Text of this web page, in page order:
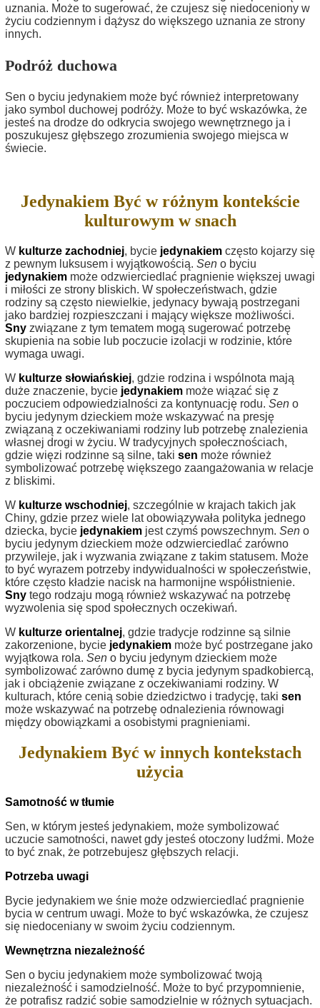
uznania. Może to sugerować, że czujesz się niedoceniony w
życiu codziennym i dążysz do większego uznania ze strony
innych.
Podróż duchowa
Sen o byciu jedynakiem może być również interpretowany
jako symbol duchowej podróży. Może to być wskazówka, że
jesteś na drodze do odkrycia swojego wewnętrznego ja i
poszukujesz głębszego zrozumienia swojego miejsca w
świecie.
Jedynakiem Być w różnym kontekście
kulturowym w snach
W kulturze zachodniej, bycie jedynakiem często kojarzy się
z pewnym luksusem i wyjątkowością. Sen o byciu
jedynakiem może odzwierciedlać pragnienie większej uwagi
i miłości ze strony bliskich. W społeczeństwach, gdzie
rodziny są często niewielkie, jedynacy bywają postrzegani
jako bardziej rozpieszczani i mający większe możliwości.
Sny związane z tym tematem mogą sugerować potrzebę
skupienia na sobie lub poczucie izolacji w rodzinie, które
wymaga uwagi.
W kulturze słowiańskiej, gdzie rodzina i wspólnota mają
duże znaczenie, bycie jedynakiem może wiązać się z
poczuciem odpowiedzialności za kontynuację rodu. Sen o
byciu jedynym dzieckiem może wskazywać na presję
związaną z oczekiwaniami rodziny lub potrzebę znalezienia
własnej drogi w życiu. W tradycyjnych społecznościach,
gdzie więzi rodzinne są silne, taki sen może również
symbolizować potrzebę większego zaangażowania w relacje
z bliskimi.
W kulturze wschodniej, szczególnie w krajach takich jak
Chiny, gdzie przez wiele lat obowiązywała polityka jednego
dziecka, bycie jedynakiem jest czymś powszechnym. Sen o
byciu jedynym dzieckiem może odzwierciedlać zarówno
przywileje, jak i wyzwania związane z takim statusem. Może
to być wyrazem potrzeby indywidualności w społeczeństwie,
które często kładzie nacisk na harmonijne współistnienie.
Sny tego rodzaju mogą również wskazywać na potrzebę
wyzwolenia się spod społecznych oczekiwań.
W kulturze orientalnej, gdzie tradycje rodzinne są silnie
zakorzenione, bycie jedynakiem może być postrzegane jako
wyjątkowa rola. Sen o byciu jedynym dzieckiem może
symbolizować zarówno dumę z bycia jedynym spadkobiercą,
jak i obciążenie związane z oczekiwaniami rodziny. W
kulturach, które cenią sobie dziedzictwo i tradycję, taki sen
może wskazywać na potrzebę odnalezienia równowagi
między obowiązkami a osobistymi pragnieniami.
Jedynakiem Być w innych kontekstach
użycia
Samotność w tłumie
Sen, w którym jesteś jedynakiem, może symbolizować
uczucie samotności, nawet gdy jesteś otoczony ludźmi. Może
to być znak, że potrzebujesz głębszych relacji.
Potrzeba uwagi
Bycie jedynakiem we śnie może odzwierciedlać pragnienie
bycia w centrum uwagi. Może to być wskazówka, że czujesz
się niedoceniany w swoim życiu codziennym.
Wewnętrzna niezależność
Sen o byciu jedynakiem może symbolizować twoją
niezależność i samodzielność. Może to być przypomnienie,
że potrafisz radzić sobie samodzielnie w różnych sytuacjach.